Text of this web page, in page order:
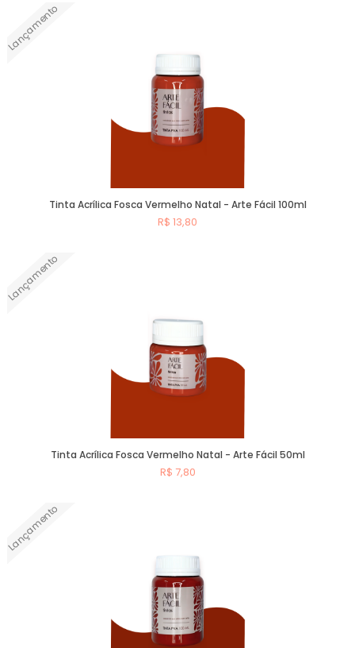
Lançamento
Tinta Acrílica Fosca Vermelho Natal - Arte Fácil 100ml
R$ 13,80
Lançamento
Tinta Acrílica Fosca Vermelho Natal - Arte Fácil 50ml
R$ 7,80
Lançamento